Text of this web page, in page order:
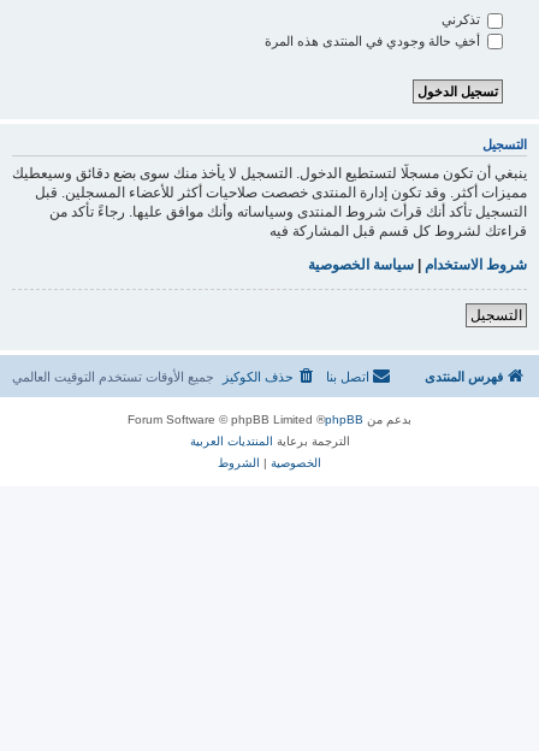
تذكرني
أخفِ حالة وجودي في المنتدى هذه المرة
التسجيل
ينبغي أن تكون مسجلًا لتستطيع الدخول. التسجيل لا يأخذ منك سوى بضع دقائق وسيعطيك
مميزات أكثر. وقد تكون إدارة المنتدى خصصت صلاحيات أكثر للأعضاء المسجلين. قبل
التسجيل تأكد أنك قرأتَ شروط المنتدى وسياساته وأنك موافق عليها. رجاءً تأكد من
قراءتك لشروط كل قسم قبل المشاركة فيه
شروط الاستخدام | سياسة الخصوصية
التسجيل
فهرس المنتدى جميع الأوقات تستخدم التوقيت العالمي حذف الكوكيز اتصل بنا
بدعم من phpBB
® Forum Software © phpBB Limited
الترجمة برعاية المنتديات العربية
الخصوصية | الشروط